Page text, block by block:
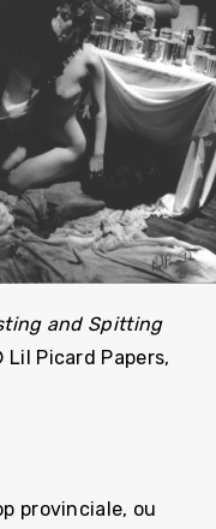
and Spitting
Picard Papers,
provinciale, ou